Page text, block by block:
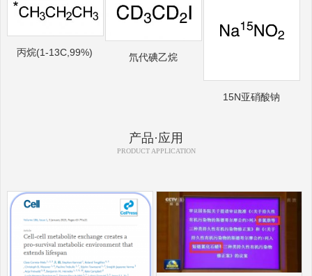
丙烷(1-13C,99%) 氘代碘乙烷
15N亚硝酸钠
产品·应用
PRODUCT APPLICATION